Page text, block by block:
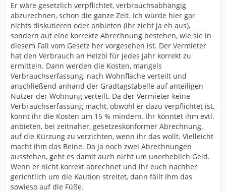
Er wäre gesetzlich verpflichtet, verbrauchsabhängig
abzurechnen, schon die ganze Zeit. Ich würde hier gar
nichts diskutieren oder anbieten (ihr zieht ja eh aus),
sondern auf eine korrekte Abrechnung bestehen, wie sie in
diesem Fall vom Gesetz her vorgesehen ist. Der Vermieter
hat den Verbrauch an Heizöl für jedes Jahr korrekt zu
ermitteln. Dann werden die Kosten, mangels
Verbrauchserfassung, nach Wohnfläche verteilt und
anschließend anhand der Gradtagstabelle auf anteiligen
Nutzer der Wohnung verteilt. Da der Vermieter keine
Verbrauchserfassung macht, obwohl er dazu verpflichtet ist,
könnt ihr die Kosten um 15 % mindern. Ihr könntet ihm evtl.
anbieten, bei zeitnaher, gesetzeskonformer Abrechnung,
auf die Kürzung zu verzichten, wenn ihr das wollt. Vielleicht
macht ihm das Beine. Da ja noch zwei Abrechnungen
ausstehen, geht es damit auch nicht um unerheblich Geld.
Wenn er nicht korrekt abrechnet und ihr euch nachher
gerichtlich um die Kaution streitet, dann fällt ihm das
sowieso auf die Füße.